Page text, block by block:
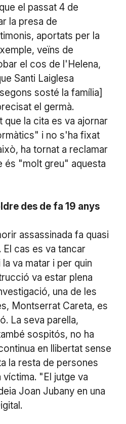
el passat 4 de
la presa de
aportats per la
veïns de
el cos de l'Helena,
Santi Laiglesa
sosté la família]
el germà.
que la cita es va ajornar
i no s'ha fixat
ha tornat a reclamar
és "molt greu" aquesta
des de fa 19 anys
assassinada fa quasi
El cas es va tancar
va matar i per quin
va estar plena
una de les
Montserrat Careta, es
La seva parella,
sospitós, no ha
en llibertat sense
la resta de persones
"El jutge va
Joan Jubany en una